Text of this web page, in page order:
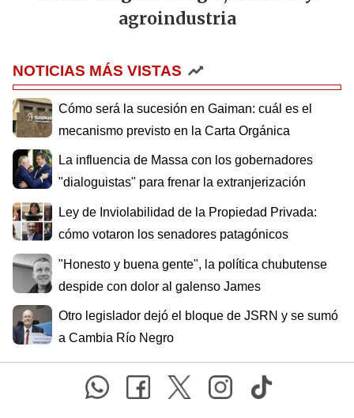
agroindustria
NOTICIAS MÁS VISTAS
Cómo será la sucesión en Gaiman: cuál es el
mecanismo previsto en la Carta Orgánica
La influencia de Massa con los gobernadores
"dialoguistas" para frenar la extranjerización
Ley de Inviolabilidad de la Propiedad Privada:
cómo votaron los senadores patagónicos
"Honesto y buena gente", la política chubutense
despide con dolor al galenso James
Otro legislador dejó el bloque de JSRN y se sumó
a Cambia Río Negro